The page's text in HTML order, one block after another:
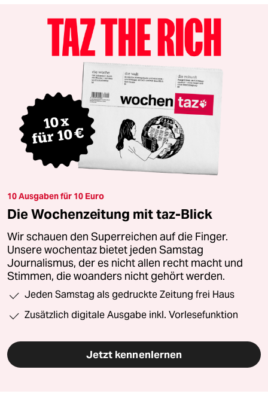
10 Ausgaben für 10 Euro
Die Wochenzeitung mit taz-Blick
Wir schauen den Superreichen auf die Finger.
Unsere wochentaz bietet jeden Samstag
Journalismus, der es nicht allen recht macht und
Stimmen, die woanders nicht gehört werden.
Jeden Samstag als gedruckte Zeitung frei Haus
Zusätzlich digitale Ausgabe inkl. Vorlesefunktion
Jetzt kennenlernen